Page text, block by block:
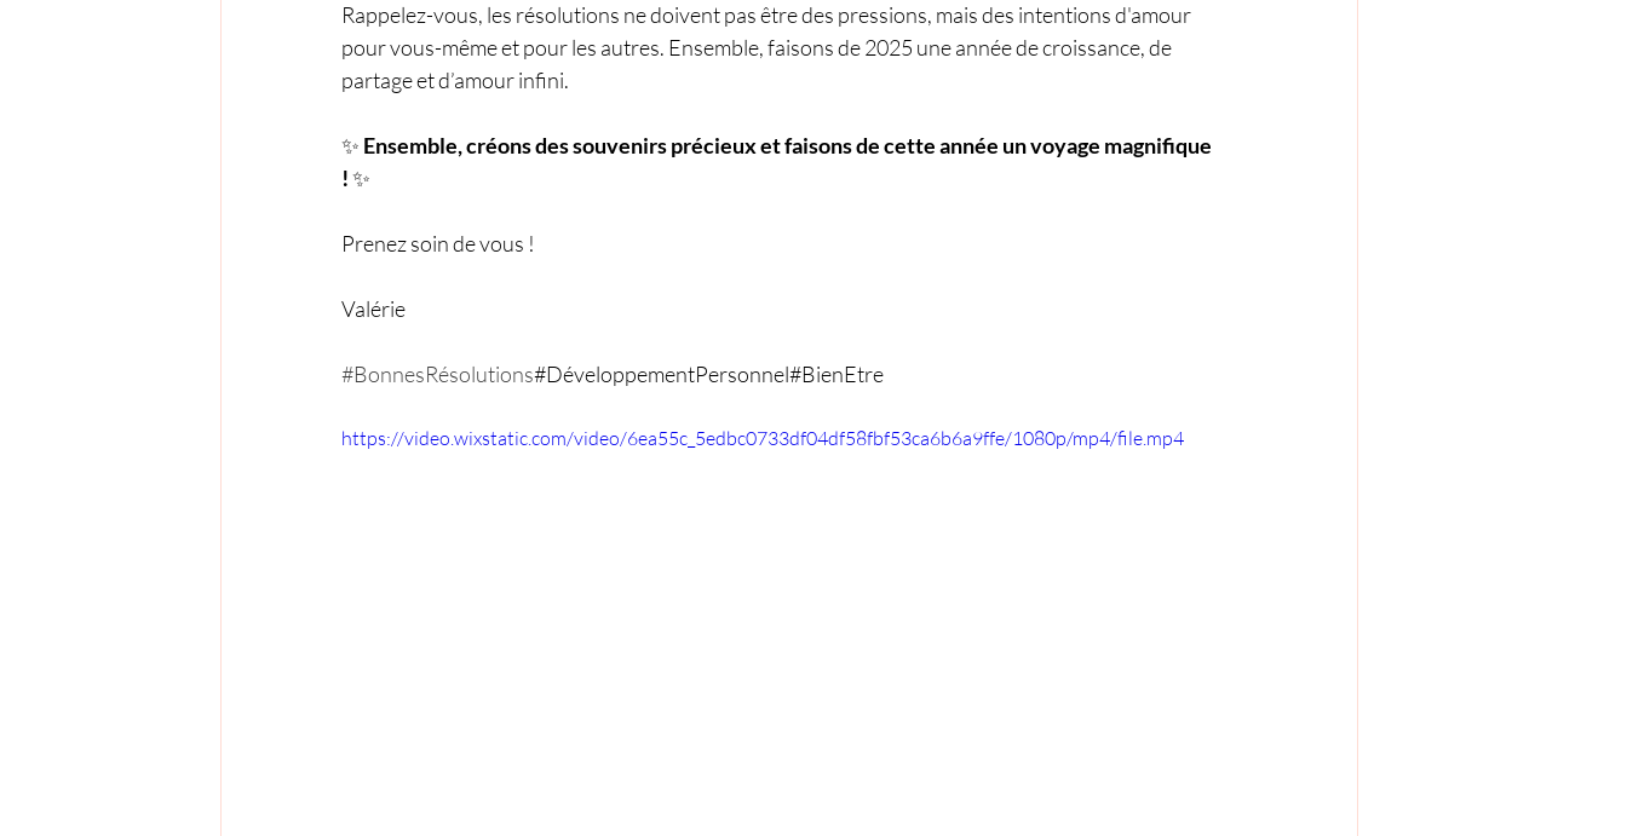
Rappelez-vous, les résolutions ne doivent pas être des pressions, mais des intentions d'amour
pour vous-même et pour les autres. Ensemble, faisons de 2025 une année de croissance, de
partage et d’amour infini.
✨ Ensemble, créons des souvenirs précieux et faisons de cette année un voyage magnifique
! ✨
Prenez soin de vous !
Valérie
#BonnesRésolutions#DéveloppementPersonnel#BienEtre
https://video.wixstatic.com/video/6ea55c_5edbc0733df04df58fbf53ca6b6a9ffe/1080p/mp4/file.mp4